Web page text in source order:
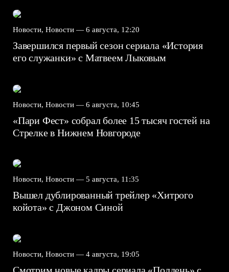
Новости, Новости — 6 августа, 12:20
Завершился первый сезон сериала «История
его служанки» с Матвеем Лыковым
Новости, Новости — 6 августа, 10:45
«Пари Фест» собрал более 15 тысяч гостей на
Стрелке в Нижнем Новгороде
Новости, Новости — 5 августа, 11:35
Вышел дублированный трейлер «Хитрого
койота» с Джоном Синой
Новости, Новости — 4 августа, 19:05
Смотрим новые кадры сериала «Полдень» с